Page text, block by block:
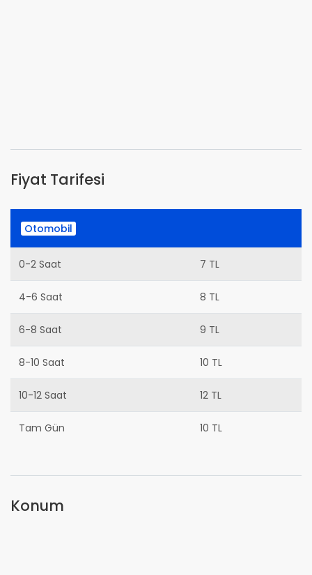
Fiyat Tarifesi
Otomobil
0-2 Saat 7 TL
4-6 Saat 8 TL
6-8 Saat 9 TL
8-10 Saat 10 TL
10-12 Saat 12 TL
Tam Gün 10 TL
Konum